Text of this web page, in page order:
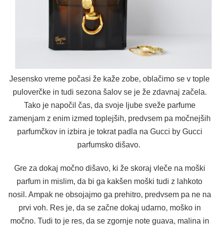
Jesensko vreme počasi že kaže zobe, oblačimo se v tople
puloverčke in tudi sezona šalov se je že zdavnaj začela.
Tako je napočil čas, da svoje ljube sveže parfume
zamenjam z enim izmed toplejših, predvsem pa močnejših
parfumčkov in izbira je tokrat padla na Gucci by Gucci
parfumsko dišavo.
Gre za dokaj močno dišavo, ki že skoraj vleče na moški
parfum in mislim, da bi ga kakšen moški tudi z lahkoto
nosil. Ampak ne obsojajmo ga prehitro, predvsem pa ne na
prvi voh. Res je, da se začne dokaj udarno, moško in
močno. Tudi to je res, da se zgornje note guava, malina in